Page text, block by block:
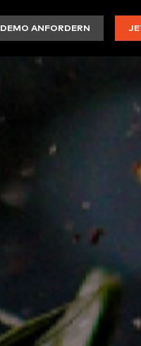
DEMO ANFORDERN